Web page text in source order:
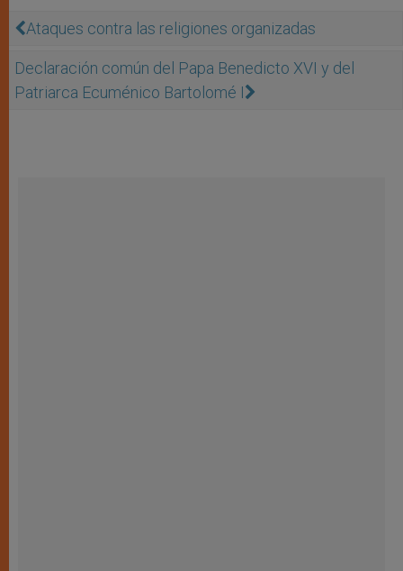
Ataques contra las religiones organizadas
Declaración común del Papa Benedicto XVI y del
Patriarca Ecuménico Bartolomé I